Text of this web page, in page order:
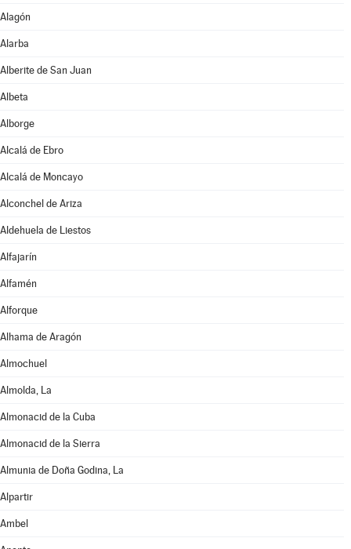
Alagón
Alarba
Alberite de San Juan
Albeta
Alborge
Alcalá de Ebro
Alcalá de Moncayo
Alconchel de Ariza
Aldehuela de Liestos
Alfajarín
Alfamén
Alforque
Alhama de Aragón
Almochuel
Almolda, La
Almonacid de la Cuba
Almonacid de la Sierra
Almunia de Doña Godina, La
Alpartir
Ambel